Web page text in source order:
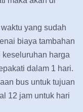
yang sudah
biaya tambahan
harga
dalam 1 hari.
bus untuk tujuan
12 jam untuk hari